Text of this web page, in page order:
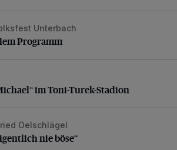
Programm
Unterbach
Programm
im Toni-Turek-Stadion
im Toni-Turek-Stadion
nie böse“
Oelschlägel
nie böse“